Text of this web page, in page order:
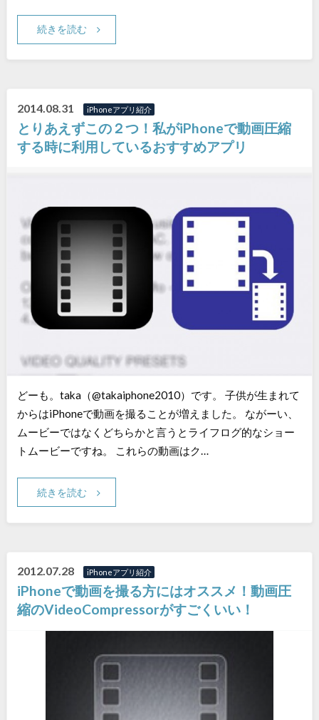
続きを読む
2014.08.31 iPhoneアプリ紹介
とりあえずこの２つ！私がiPhoneで動画圧縮
する時に利用しているおすすめアプリ
どーも。taka（@takaiphone2010）です。 子供が生まれて
からはiPhoneで動画を撮ることが増えました。 ながーい、
ムービーではなくどちらかと言うとライフログ的なショー
トムービーですね。 これらの動画はク…
続きを読む
2012.07.28 iPhoneアプリ紹介
iPhoneで動画を撮る方にはオススメ！動画圧
縮のVideoCompressorがすごくいい！